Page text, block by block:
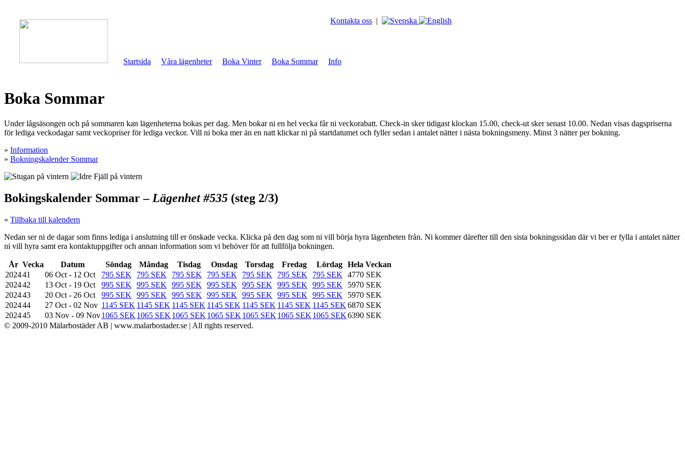
Kontakta oss |
Startsida Våra lägenheter Boka Vinter Boka Sommar Info
Boka Sommar
Under lågsäsongen och på sommaren kan lägenheterna bokas per dag. Men bokar ni en hel vecka får ni veckorabatt. Check-in sker tidigast klockan 15.00, check-ut sker senast 10.00. Nedan visas dagspriserna
för lediga veckodagar samt veckopriser för lediga veckor. Vill ni boka mer än en natt klickar ni på startdatumet och fyller sedan i antalet nätter i nästa bokningsmeny. Minst 3 nätter per bokning.
» Information
» Bokningskalender Sommar
Bokingskalender Sommar – Lägenhet #535 (steg 2/3)
« Tillbaka till kalendern
Nedan ser ni de dagar som finns lediga i anslutning till er önskade vecka. Klicka på den dag som ni vill börja hyra lägenheten från. Ni kommer därefter till den sista bokningssidan där vi ber er fylla i antalet nätter
ni vill hyra samt era kontaktuppgifter och annan information som vi behöver för att fullfölja bokningen.
År Vecka Datum Söndag Måndag Tisdag Onsdag Torsdag Fredag Lördag Hela Veckan
202441 06 Oct - 12 Oct 795 SEK 795 SEK 795 SEK 795 SEK 795 SEK 795 SEK 795 SEK
4770 SEK
202442 13 Oct - 19 Oct 995 SEK 995 SEK 995 SEK 995 SEK 995 SEK 995 SEK 995 SEK
5970 SEK
202443 20 Oct - 26 Oct 995 SEK 995 SEK 995 SEK 995 SEK 995 SEK 995 SEK 995 SEK
5970 SEK
202444 27 Oct - 02 Nov 1145 SEK 1145 SEK 1145 SEK 1145 SEK 1145 SEK 1145 SEK 1145 SEK 6870 SEK
202445 03 Nov - 09 Nov1065 SEK 1065 SEK 1065 SEK 1065 SEK 1065 SEK 1065 SEK 1065 SEK6390 SEK
© 2009-2010 Mälarbostäder AB | www.malarbostader.se | All rights reserved.